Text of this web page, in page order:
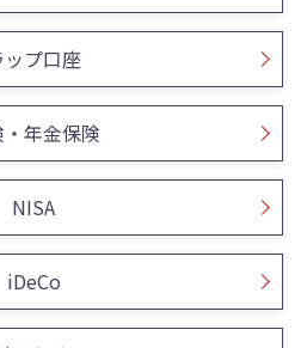
ップ口座
年金保険
NISA
iDeCo